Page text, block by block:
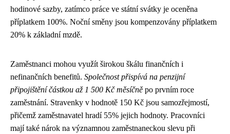
hodinové sazby, zatímco práce ve státní svátky je oceněna
příplatkem 100%. Noční směny jsou kompenzovány příplatkem
20% k základní mzdě.
Zaměstnanci mohou využít širokou škálu finančních i
nefinančních benefitů. Společnost přispívá na penzijní
připojištění částkou až 1 500 Kč měsíčně po prvním roce
zaměstnání. Stravenky v hodnotě 150 Kč jsou samozřejmostí,
přičemž zaměstnavatel hradí 55% jejich hodnoty. Pracovníci
mají také nárok na významnou zaměstnaneckou slevu při